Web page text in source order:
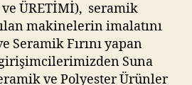
ÜRETİMİ), seramik
makinelerin imalatını
Seramik Fırını yapan
Suna
ve Polyester Ürünler